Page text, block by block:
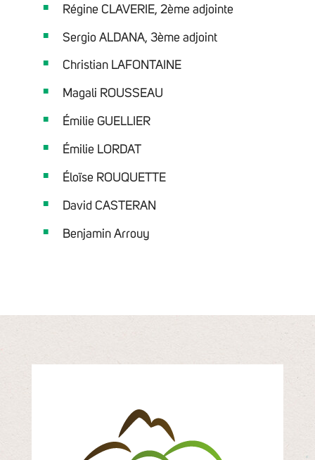
Régine CLAVERIE, 2ème adjointe
Sergio ALDANA, 3ème adjoint
Christian LAFONTAINE
Magali ROUSSEAU
Émilie GUELLIER
Émilie LORDAT
Éloïse ROUQUETTE
David CASTERAN
Benjamin Arrouy